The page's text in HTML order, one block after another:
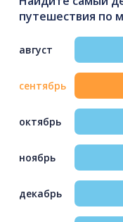
путешествия по
август
сентябрь
октябрь
ноябрь
декабрь